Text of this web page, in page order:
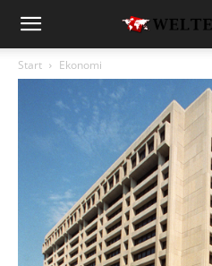
Start Ekonomi